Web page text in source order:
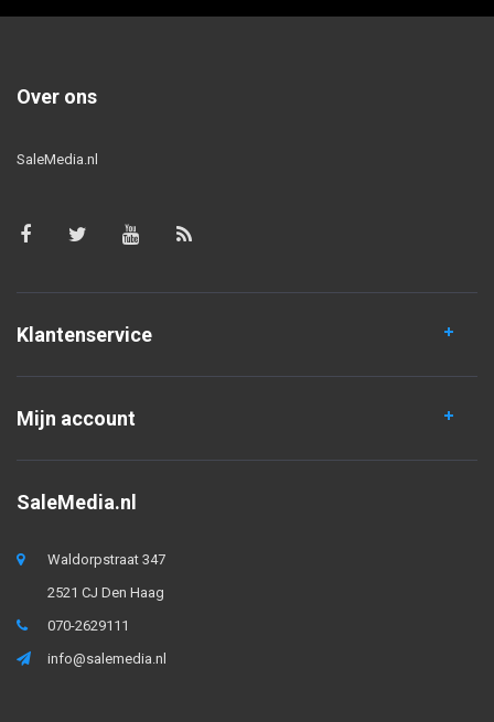
Over ons
SaleMedia.nl
Klantenservice
Mijn account
SaleMedia.nl
Waldorpstraat 347
2521 CJ Den Haag
070-2629111
info@salemedia.nl